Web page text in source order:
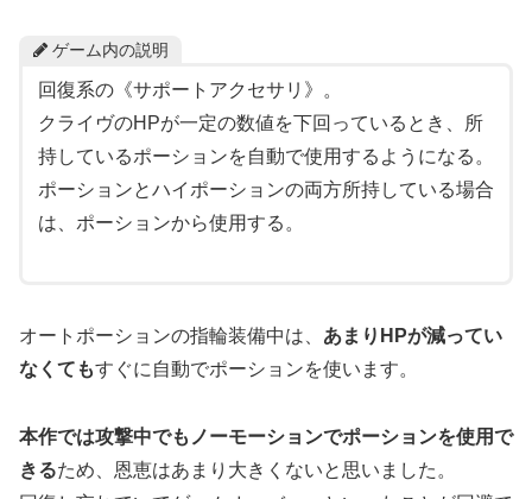
ゲーム内の説明
回復系の《サポートアクセサリ》。
クライヴのHPが一定の数値を下回っているとき、所
持しているポーションを自動で使用するようになる。
ポーションとハイポーションの両方所持している場合
は、ポーションから使用する。
オートポーションの指輪装備中は、 あまりHPが減ってい
なくてもすぐに自動でポーションを使います。
本作では攻撃中でもノーモーションでポーションを使用で
きるため、恩恵はあまり大きくないと思いました。